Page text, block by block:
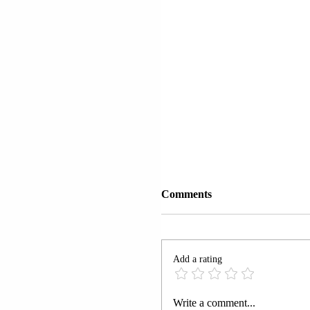
MIKROLIMANO;
Comments
Add a rating
Write a comment...